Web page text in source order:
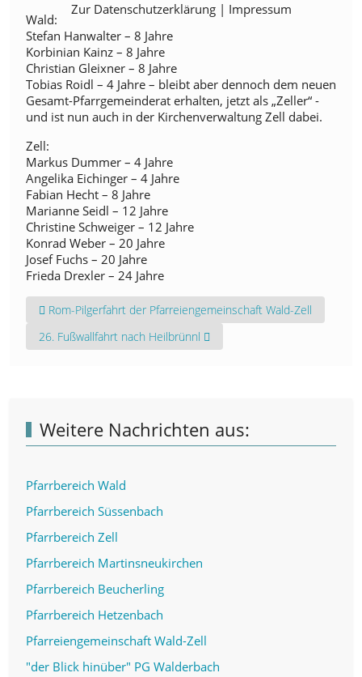
Wald:
Stefan Hanwalter – 8 Jahre
Korbinian Kainz – 8 Jahre
Christian Gleixner – 8 Jahre
Tobias Roidl – 4 Jahre – bleibt aber dennoch dem neuen
Gesamt-Pfarrgemeinderat erhalten, jetzt als „Zeller“ -
und ist nun auch in der Kirchenverwaltung Zell dabei.
Zell:
Markus Dummer – 4 Jahre
Angelika Eichinger – 4 Jahre
Fabian Hecht – 8 Jahre
Marianne Seidl – 12 Jahre
Christine Schweiger – 12 Jahre
Konrad Weber – 20 Jahre
Josef Fuchs – 20 Jahre
Frieda Drexler – 24 Jahre
Vorheriger Beitrag: Rom-Pilgerfahrt der Pfarreiengemeinschaft
Rom-Pilgerfahrt der Pfarreiengemeinschaft Wald-Zell
Nächster Beitrag: 26. Fußwallfahrt nach Heilbrünnl
26. Fußwallfahrt nach Heilbrünnl
Weitere Nachrichten aus:
Pfarrbereich Wald
Pfarrbereich Süssenbach
Pfarrbereich Zell
Pfarrbereich Martinsneukirchen
Pfarrbereich Beucherling
Pfarrbereich Hetzenbach
Pfarreiengemeinschaft Wald-Zell
"der Blick hinüber" PG Walderbach
Zur Datenschutzerklärung| Impressum